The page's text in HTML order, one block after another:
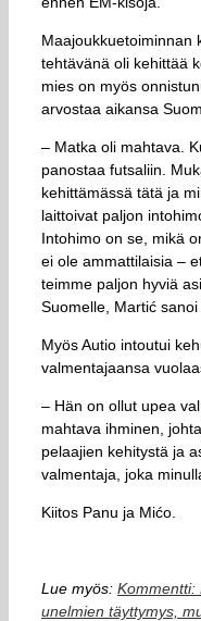
Maajoukkuetoiminnan
tehtävänä oli kehittää
mies on myös
arvostaa aikansa
– Matka oli mahtava.
panostaa futsaliin.
kehittämässä tätä ja
laittoivat paljon
Intohimo on se, mikä
ei ole ammattilaisia –
teimme paljon hyviä
Suomelle, Martić
Myös Autio intoutui
valmentajaansa
– Hän on ollut upea
mahtava ihminen,
pelaajien kehitystä ja
valmentaja, joka
Kiitos Panu ja Mićo.
Lue myös: Kommentti:
unelmien täyttymys,